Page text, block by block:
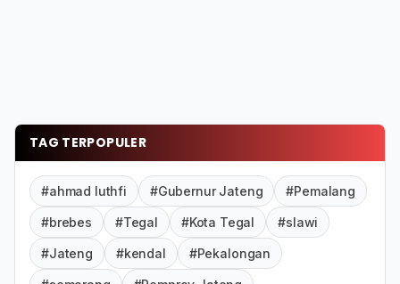
TAG TERPOPULER
#ahmad luthfi #Gubernur Jateng #Pemalang
#brebes #Tegal #Kota Tegal #slawi
#Jateng #kendal #Pekalongan